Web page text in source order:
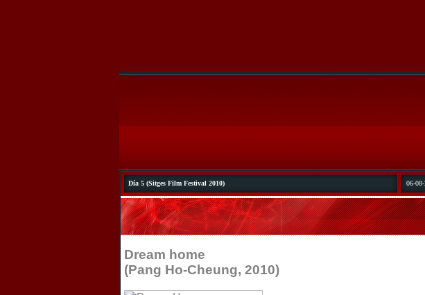
Día 5 (Sitges Film Festival 2010) 06-
Dream home
(Pang Ho-Cheung, 2010)